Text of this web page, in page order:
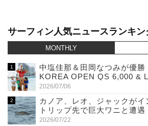
サーフィン人気ニュースランキン
MONTHLY
中塩佳那＆田岡なつみが優
KOREA OPEN QS 6,000 &
2026/07/06
カノア、レオ、ジャックがイ
トリップ先で巨大ワニと遭遇
2026/07/22